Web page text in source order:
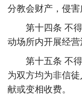
分教会财产，侵害
第十四条 不得
动场所内开展经营
第十五条 不得
为双方均为非信
献或变相收费。